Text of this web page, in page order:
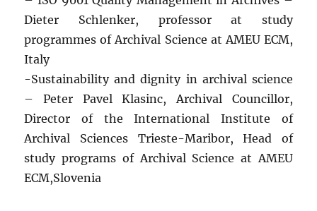
Dieter Schlenker, professor at study
programmes of Archival Science at AMEU ECM,
Italy
-Sustainability and dignity in archival science
– Peter Pavel Klasinc, Archival Councillor,
Director of the International Institute of
Archival Sciences Trieste-Maribor, Head of
study programs of Archival Science at AMEU
ECM,Slovenia